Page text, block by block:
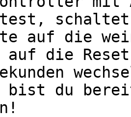
auf die
auf die
bist du